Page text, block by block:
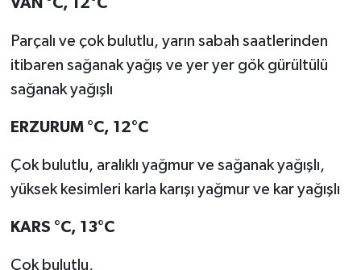
VAN °C, 12°C
Parçalı ve çok bulutlu, yarın sabah saatlerinden
itibaren sağanak yağış ve yer yer gök gürültülü
sağanak yağışlı
ERZURUM °C, 12°C
Çok bulutlu, aralıklı yağmur ve sağanak yağışlı,
yüksek kesimleri karla karışı yağmur ve kar yağışlı
KARS °C, 13°C
Çok bulutlu,